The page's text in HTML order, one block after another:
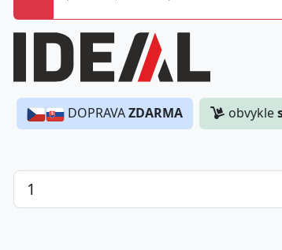
DOPRAVA ZDARMA obvykle